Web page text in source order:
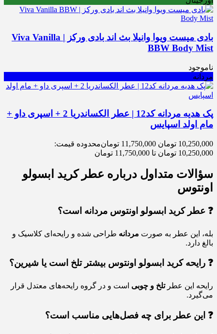
بادی میست ویوا وانیلا بث اند بادی ورکز | Viva Vanilla
BBW Body Mist
ناموجود
مردانه
پک هدیه مردانه کد12 | عطر الکساندریا 2 + اسپری داو +
مام اولد اسپایس
10,250,000 تومان 11,750,000 تومانمحدوده قیمت:
10,250,000 تومان تا 11,750,000 تومان
سؤالات متداول درباره عطر کرید ابسولو
اونتوس
❓ عطر کرید ابسولو اونتوس مردانه است؟
بله، این عطر به‌ صورت مردانه طراحی شده و رایحه‌ای کلاسیک و
بالغ دارد.
❓ رایحه کرید ابسولو اونتوس بیشتر تلخ است یا شیرین؟
رایحه این عطرتلخ و چوبی است و در گروه رایحه‌های معتدل قرار
می‌گیرد.
❓ این عطر برای چه فصل‌هایی مناسب است؟